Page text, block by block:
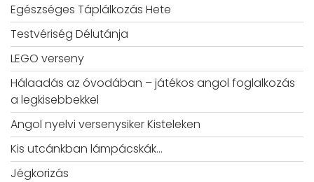
Egészséges Táplálkozás Hete
Testvériség Délutánja
LEGO verseny
Hálaadás az óvodában – játékos angol foglalkozás
a legkisebbekkel
Angol nyelvi versenysiker Kisteleken
Kis utcánkban lámpácskák…
Jégkorizás